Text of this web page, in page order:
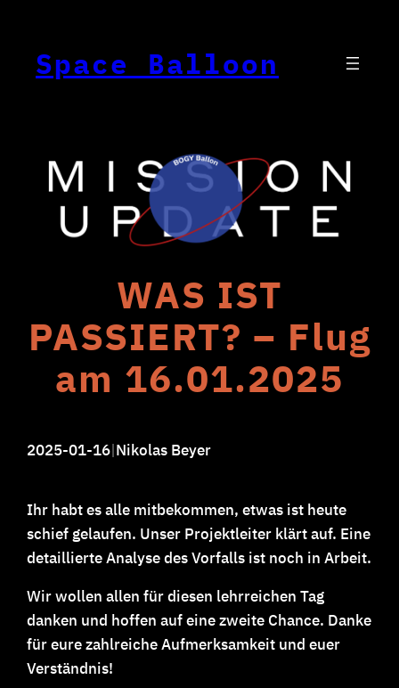
contentSpace Balloon
WAS IST
PASSIERT? – Flug
am 16.01.2025
2025-01-16|Nikolas Beyer
Ihr habt es alle mitbekommen, etwas ist heute
schief gelaufen. Unser Projektleiter klärt auf. Eine
detaillierte Analyse des Vorfalls ist noch in Arbeit.
Wir wollen allen für diesen lehrreichen Tag
danken und hoffen auf eine zweite Chance. Danke
für eure zahlreiche Aufmerksamkeit und euer
Verständnis!